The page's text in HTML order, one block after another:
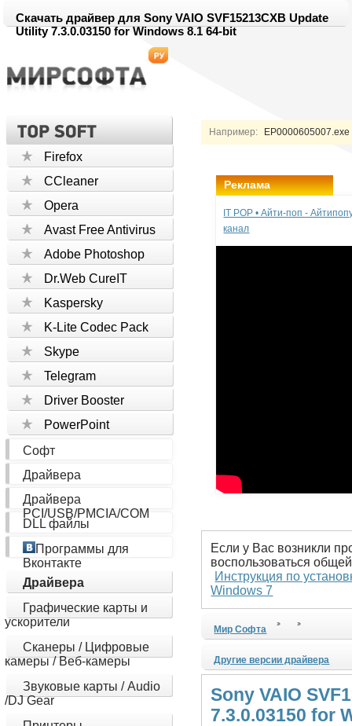
Скачать драйвер для Sony VAIO SVF15213CXB Update
Utility 7.3.0.03150 for Windows 8.1 64-bit
Например: EP0000605007.exe
Firefox
CCleaner
Opera
Avast Free Antivirus
Adobe Photoshop
Dr.Web CureIT
Kaspersky
K-Lite Codec Pack
Skype
Telegram
Driver Booster
PowerPoint
Софт
Драйвера
Драйвера
PCI/USB/PMCIA/COM
DLL файлы
Программы для
Вконтакте
Драйвера
Графические карты и
ускорители
Сканеры / Цифровые
камеры / Веб-камеры
Звуковые карты / Audio
/DJ Gear
Реклама
IT POP • Айти-поп -
канал
Если у Вас возникли
воспользоваться
Инструкция по
Windows 7
Мир Софта
Другие версии драйвера
Sony VAIO
7.3.0.03150 for